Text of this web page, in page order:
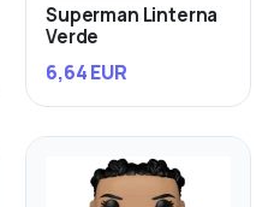
Superman Linterna
Verde
6,64 EUR